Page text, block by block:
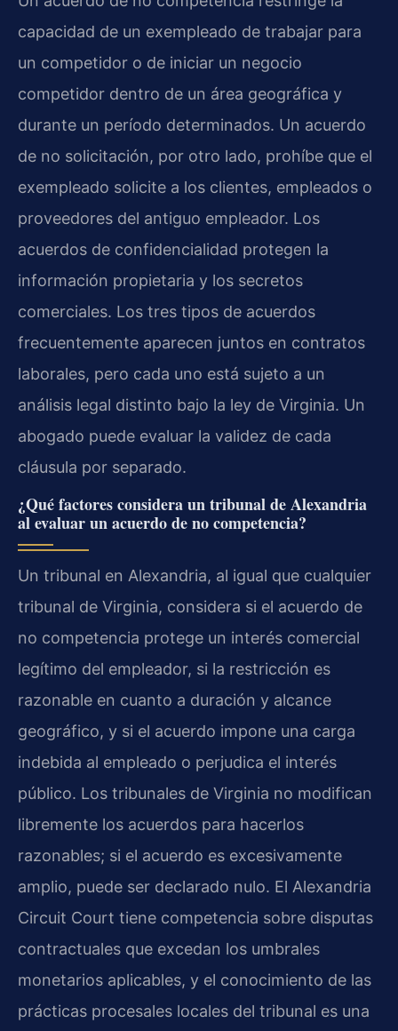
capacidad de un exempleado de trabajar para
un competidor o de iniciar un negocio
competidor dentro de un área geográfica y
durante un período determinados. Un acuerdo
de no solicitación, por otro lado, prohíbe que el
exempleado solicite a los clientes, empleados o
proveedores del antiguo empleador. Los
acuerdos de confidencialidad protegen la
información propietaria y los secretos
comerciales. Los tres tipos de acuerdos
frecuentemente aparecen juntos en contratos
laborales, pero cada uno está sujeto a un
análisis legal distinto bajo la ley de Virginia. Un
abogado puede evaluar la validez de cada
cláusula por separado.
¿Qué factores considera un tribunal de Alexandria
al evaluar un acuerdo de no competencia?
Un tribunal en Alexandria, al igual que cualquier
tribunal de Virginia, considera si el acuerdo de
no competencia protege un interés comercial
legítimo del empleador, si la restricción es
razonable en cuanto a duración y alcance
geográfico, y si el acuerdo impone una carga
indebida al empleado o perjudica el interés
público. Los tribunales de Virginia no modifican
libremente los acuerdos para hacerlos
razonables; si el acuerdo es excesivamente
amplio, puede ser declarado nulo. El Alexandria
Circuit Court tiene competencia sobre disputas
contractuales que excedan los umbrales
monetarios aplicables, y el conocimiento de las
prácticas procesales locales del tribunal es una